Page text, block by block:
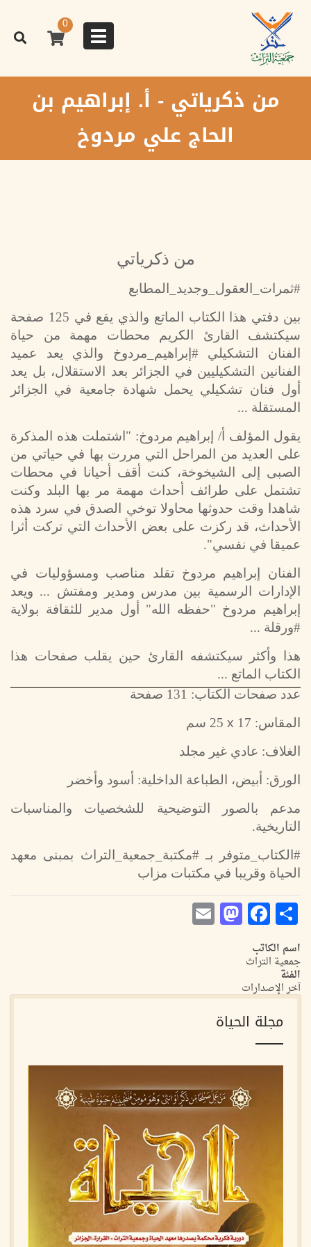
المحتوى
الرئيسي
Toggle
navigation
0
من ذكرياتي - أ. إبراهيم بن
الحاج علي مردوخ
من ذكرياتي
#ثمرات_العقول_وجديد_المطابع
بين دفتي هذا الكتاب الماتع والذي يقع في 125 صفحة
سيكتشف القارئ الكريم محطات مهمة من حياة
الفنان التشكيلي #إبراهيم_مردوخ والذي يعد عميد
الفنانين التشكيليين في الجزائر بعد الاستقلال، بل يعد
أول فنان تشكيلي يحمل شهادة جامعية في الجزائر
المستقلة ...
يقول المؤلف أ/ إبراهيم مردوخ: "اشتملت هذه المذكرة
على العديد من المراحل التي مررت بها في حياتي من
الصبى إلى الشيخوخة، كنت أقف أحيانا في محطات
تشتمل على طرائف أحداث مهمة مر بها البلد وكنت
شاهدا وقت حدوثها محاولا توخي الصدق في سرد هذه
الأحداث، قد ركزت على بعض الأحداث التي تركت أثرا
عميقا في نفسي".
الفنان إبراهيم مردوخ تقلد مناصب ومسؤوليات في
الإدارات الرسمية بين مدرس ومدير ومفتش ... ويعد
إبراهيم مردوخ "حفظه الله" أول مدير للثقافة بولاية
#ورقلة ...
هذا وأكثر سيكتشفه القارئ حين يقلب صفحات هذا
الكتاب الماتع ...
عدد صفحات الكتاب: 131 صفحة
المقاس: 17
x
الغلاف: عادي غير مجلد
الورق: أبيض، الطباعة الداخلية: أسود وأخضر
مدعم بالصور التوضيحية للشخصيات والمناسبات
التاريخية.
#الكتاب_متوفر بـ #مكتبة_جمعية_التراث بمبنى معهد
الحياة وقريبا في مكتبات مزاب
Share
Facebook
Mastodon
اسم الكاتب
جمعية التراث
الفئة
آخر الإصدارات
مجلة الحياة